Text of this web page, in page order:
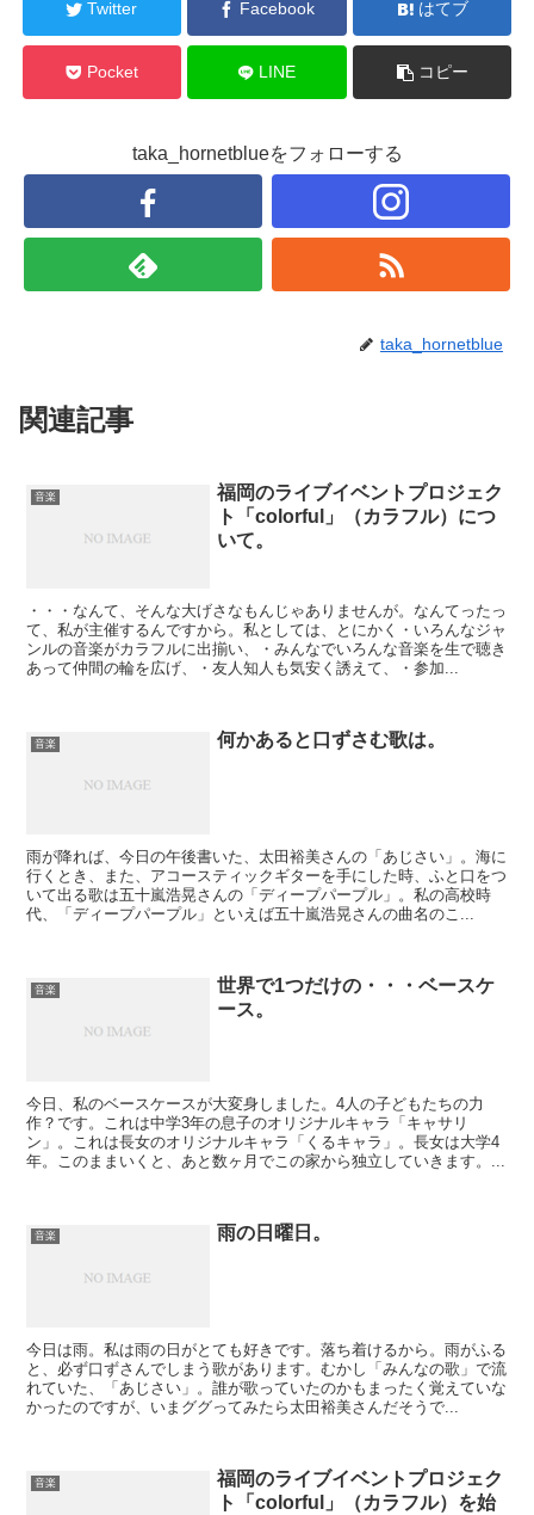
Twitter Facebook はてブ
Pocket LINE コピー
taka_hornetblueをフォローする
taka_hornetblue
関連記事
音楽
福岡のライブイベントプロジェク
ト「colorful」（カラフル）につ
いて。
・・・なんて、そんな大げさなもんじゃありませんが。なんてったっ
て、私が主催するんですから。私としては、とにかく・いろんなジャ
ンルの音楽がカラフルに出揃い、・みんなでいろんな音楽を生で聴き
あって仲間の輪を広げ、・友人知人も気安く誘えて、・参加...
音楽 何かあると口ずさむ歌は。
雨が降れば、今日の午後書いた、太田裕美さんの「あじさい」。海に
行くとき、また、アコースティックギターを手にした時、ふと口をつ
いて出る歌は五十嵐浩晃さんの「ディープパープル」。私の高校時
代、「ディープパープル」といえば五十嵐浩晃さんの曲名のこ...
音楽
世界で1つだけの・・・ベースケ
ース。
今日、私のベースケースが大変身しました。4人の子どもたちの力
作？です。これは中学3年の息子のオリジナルキャラ「キャサリ
ン」。これは長女のオリジナルキャラ「くるキャラ」。長女は大学4
年。このままいくと、あと数ヶ月でこの家から独立していきます。...
音楽 雨の日曜日。
今日は雨。私は雨の日がとても好きです。落ち着けるから。雨がふる
と、必ず口ずさんでしまう歌があります。むかし「みんなの歌」で流
れていた、「あじさい」。誰が歌っていたのかもまったく覚えていな
かったのですが、いまググってみたら太田裕美さんだそうで...
音楽
福岡のライブイベントプロジェク
ト「colorful」（カラフル）を始